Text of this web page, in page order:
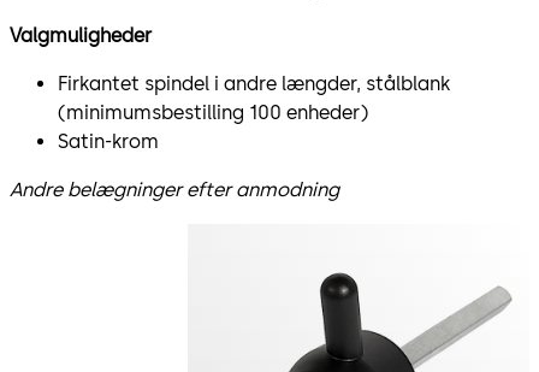
Valgmuligheder
Firkantet spindel i andre længder, stålblank
(minimumsbestilling 100 enheder)
Satin-krom
Andre belægninger efter anmodning